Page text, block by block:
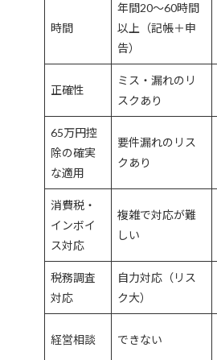
時間
年間20〜60時間
以上（記帳＋申
告）
正確性
ミス・漏れのリ
スクあり
65万円控
除の確実
な適用
要件漏れのリス
クあり
消費税・
インボイ
ス対応
複雑で対応が難
しい
税務調査
対応
自力対応（リス
ク大）
経営相談 できない